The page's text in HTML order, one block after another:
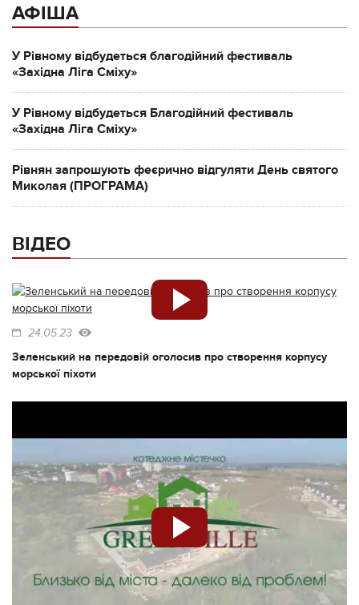
АФІША
У Рівному відбудеться благодійний фестиваль
«Західна Ліга Сміху»
У Рівному відбудеться Благодійний фестиваль
«Західна Ліга Сміху»
Рівнян запрошують феєрично відгуляти День святого
Миколая (ПРОГРАМА)
ВІДЕО
24.05.23
Зеленський на передовій оголосив про створення корпусу
морської піхоти